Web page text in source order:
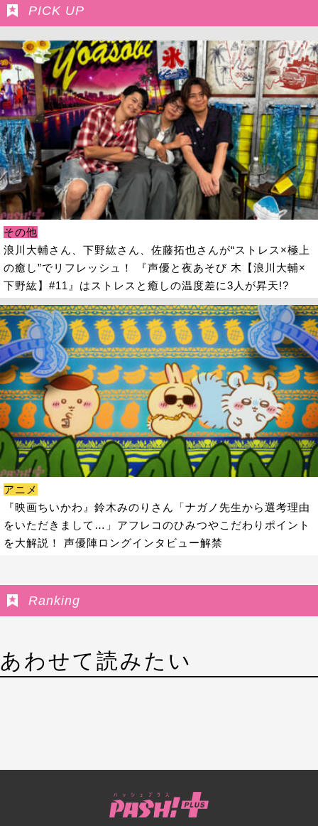
PICK UP
その他
浪川大輔さん、下野紘さん、佐藤拓也さんが“ストレス×極上
の癒し”でリフレッシュ！ 『声優と夜あそび 木【浪川大輔×
下野紘】#11』はストレスと癒しの温度差に3人が昇天!?
アニメ
『映画ちいかわ』鈴木みのりさん「ナガノ先生から選考理由
をいただきまして…」アフレコのひみつやこだわりポイント
を大解説！ 声優陣ロングインタビュー解禁
Ranking
あわせて読みたい